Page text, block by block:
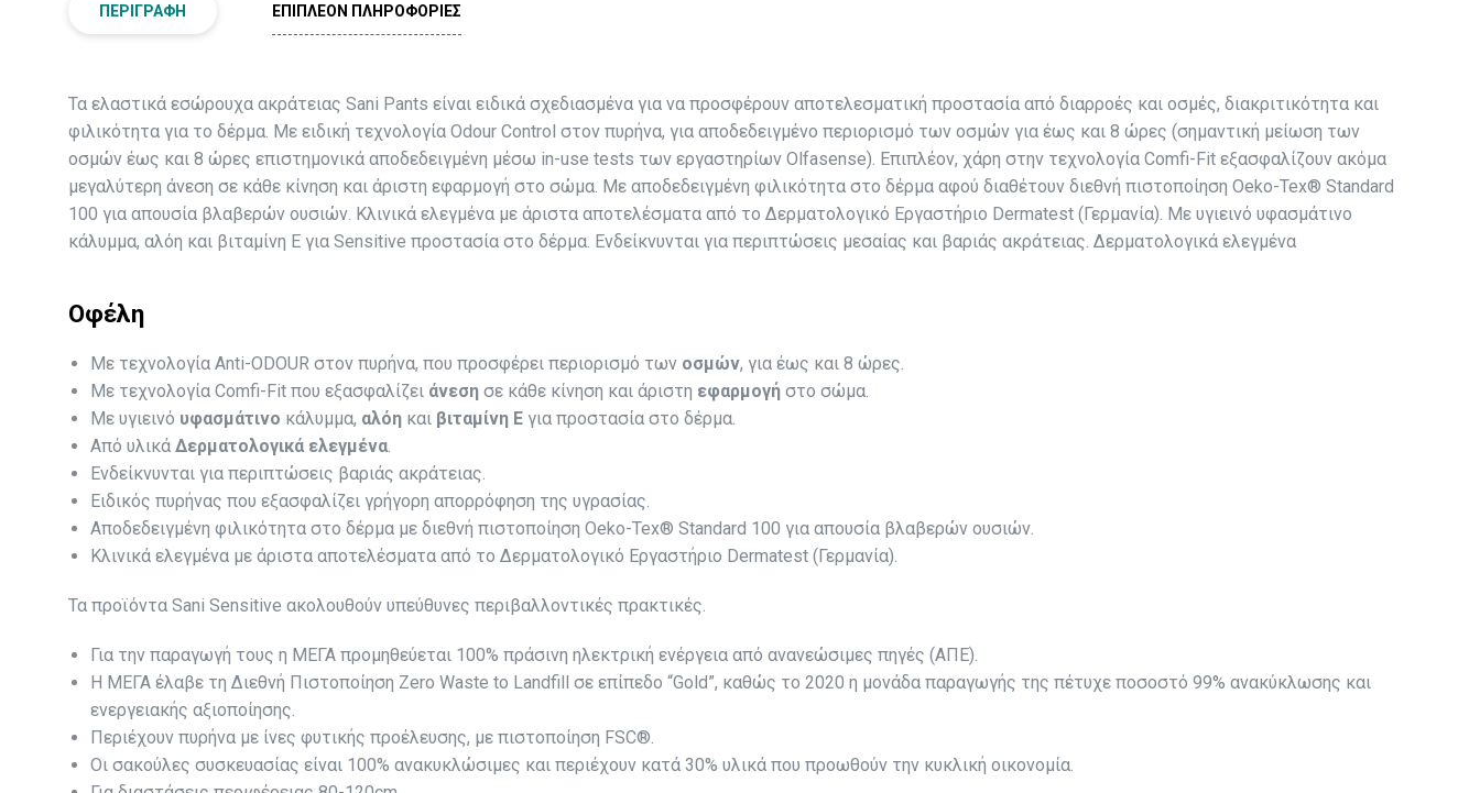
ΠΕΡΙΓΡΑΦΉ ΕΠΙΠΛΈΟΝ ΠΛΗΡΟΦΟΡΊΕΣ
Τα ελαστικά εσώρουχα ακράτειας Sani Pants είναι ειδικά σχεδιασμένα για να προσφέρουν αποτελεσματική προστασία από διαρροές και οσμές, διακριτικότητα και
φιλικότητα για το δέρμα. Με ειδική τεχνολογία Odour Control στον πυρήνα, για αποδεδειγμένο περιορισμό των οσμών για έως και 8 ώρες (σημαντική μείωση των
οσμών έως και 8 ώρες επιστημονικά αποδεδειγμένη μέσω in-use tests των εργαστηρίων Olfasense). Επιπλέον, χάρη στην τεχνολογία Comfi-Fit εξασφαλίζουν ακόμα
μεγαλύτερη άνεση σε κάθε κίνηση και άριστη εφαρμογή στο σώμα. Με αποδεδειγμένη φιλικότητα στο δέρμα αφού διαθέτουν διεθνή πιστοποίηση Oeko-Tex® Standard
100 για απουσία βλαβερών ουσιών. Κλινικά ελεγμένα με άριστα αποτελέσματα από το Δερματολογικό Εργαστήριο Dermatest (Γερμανία). Με υγιεινό υφασμάτινο
κάλυμμα, αλόη και βιταμίνη Ε για Sensitive προστασία στο δέρμα. Ενδείκνυνται για περιπτώσεις μεσαίας και βαριάς ακράτειας. Δερματολογικά ελεγμένα
Οφέλη
Με τεχνολογία Αnti-ODOUR στον πυρήνα, που προσφέρει περιορισμό των οσμών, για έως και 8 ώρες.
Με τεχνολογία Comfi-Fit που εξασφαλίζει άνεση σε κάθε κίνηση και άριστη εφαρμογή στο σώμα.
Με υγιεινό υφασμάτινο κάλυμμα, αλόη και βιταμίνη Ε για προστασία στο δέρμα.
Από υλικά Δερματολογικά ελεγμένα
Ενδείκνυνται για περιπτώσεις βαριάς ακράτειας.
Eιδικός πυρήνας που εξασφαλίζει γρήγορη απορρόφηση της υγρασίας.
Αποδεδειγμένη φιλικότητα στο δέρμα με διεθνή πιστοποίηση Oeko-Tex® Standard 100 για απουσία βλαβερών ουσιών.
Κλινικά ελεγμένα με άριστα αποτελέσματα από το Δερματολογικό Εργαστήριο Dermatest (Γερμανία).
Τα προϊόντα Sani Sensitive ακολουθούν υπεύθυνες περιβαλλοντικές πρακτικές.
Για την παραγωγή τους η ΜΕΓΑ προμηθεύεται 100% πράσινη ηλεκτρική ενέργεια από ανανεώσιμες πηγές (ΑΠΕ).
Η ΜΕΓΑ έλαβε τη Διεθνή Πιστοποίηση Zero Waste to Landfill σε επίπεδο “Gold”, καθώς το 2020 η μονάδα παραγωγής της πέτυχε ποσοστό 99% ανακύκλωσης και
ενεργειακής αξιοποίησης.
Περιέχουν πυρήνα με ίνες φυτικής προέλευσης, με πιστοποίηση FSC®.
Οι σακούλες συσκευασίας είναι 100% ανακυκλώσιμες και περιέχουν κατά 30% υλικά που προωθούν την κυκλική οικονομία.